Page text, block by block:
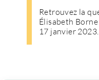
Retrouvez la
Élisabeth
17 janvier 2023.